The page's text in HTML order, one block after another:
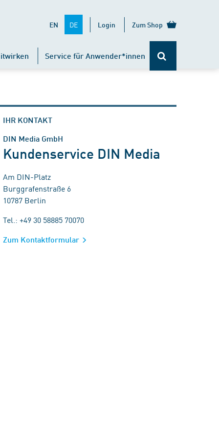
EN DE Login Zum Shop
Service für Anwender*innen
IHR KONTAKT
DIN Media GmbH
Kundenservice DIN Media
Am DIN-Platz
Burggrafenstraße 6
10787 Berlin
Tel.: +49 30 58885 70070
Zum Kontaktformular